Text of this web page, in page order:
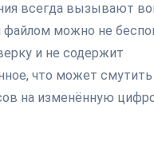
всегда вызывают
файлом можно не
и не содержит
что может
на изменённую